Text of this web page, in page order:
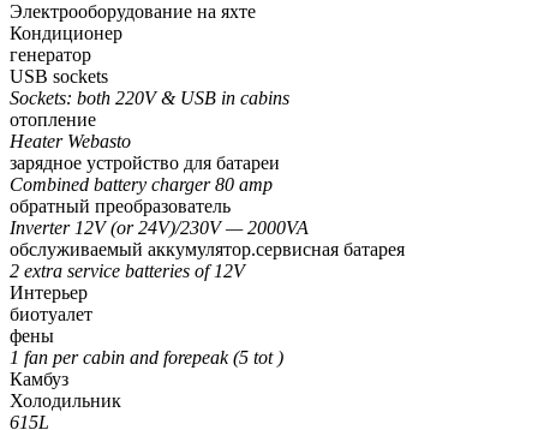
Электрооборудование на яхте
Кондиционер
генератор
USB sockets
Sockets: both 220V & USB in cabins
отопление
Heater Webasto
зарядное устройство для батареи
Combined battery charger 80 amp
обратный преобразователь
Inverter 12V (or 24V)/230V — 2000VA
обслуживаемый аккумулятор.сервисная батарея
2 extra service batteries of 12V
Интерьер
биотуалет
фены
1 fan per cabin and forepeak (5 tot )
Камбуз
Холодильник
615L